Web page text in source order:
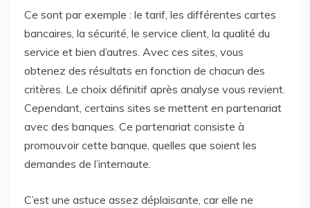
Ce sont par exemple : le tarif, les différentes cartes
bancaires, la sécurité, le service client, la qualité du
service et bien d’autres. Avec ces sites, vous
obtenez des résultats en fonction de chacun des
critères. Le choix définitif après analyse vous revient.
Cependant, certains sites se mettent en partenariat
avec des banques. Ce partenariat consiste à
promouvoir cette banque, quelles que soient les
demandes de l’internaute.
C’est une astuce assez déplaisante, car elle ne